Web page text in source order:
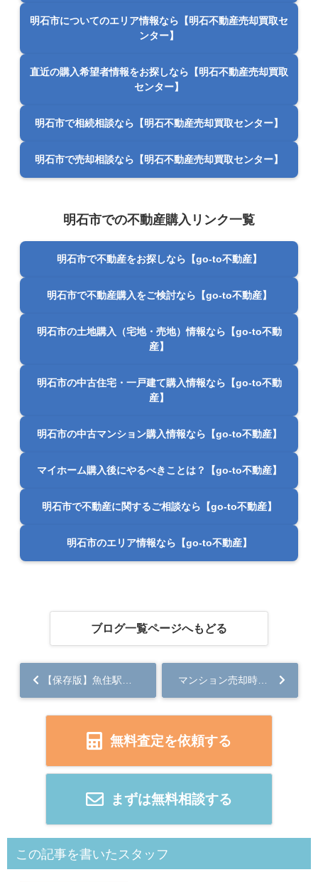
明石市についてのエリア情報なら【明石不動産売却買取セ
ンター】
直近の購入希望者情報をお探しなら【明石不動産売却買取
センター】
明石市で相続相談なら【明石不動産売却買取センター】
明石市で売却相談なら【明石不動産売却買取センター】
明石市での不動産購入リンク一覧
明石市で不動産をお探しなら【go-to不動産】
明石市で不動産購入をご検討なら【go-to不動産】
明石市の土地購入（宅地・売地）情報なら【go-to不動
産】
明石市の中古住宅・一戸建て購入情報なら【go-to不動
産】
明石市の中古マンション購入情報なら【go-to不動産】
マイホーム購入後にやるべきことは？【go-to不動産】
明石市で不動産に関するご相談なら【go-to不動産】
明石市のエリア情報なら【go-to不動産】
ブログ一覧ページへもどる
無料査定を依頼する
まずは無料相談する
この記事を書いたスタッフ